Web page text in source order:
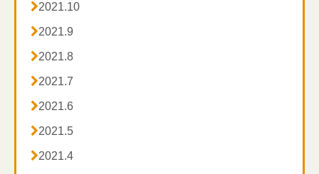
2021.10
2021.9
2021.8
2021.7
2021.6
2021.5
2021.4